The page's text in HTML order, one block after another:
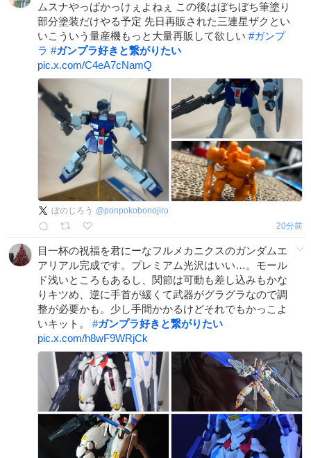
ムスナやっぱかっけぇよねぇ この後はぼちぼち筆塗り
部分塗装だけやる予定 先日再販された三連星ザクとい
いこういう量産機もっと大量再販して欲しい #ガンプ
ラ #ガンプラ好きと繋がりたい
pic.x.com/C4eA7cNamQ
ぼのじろう @ponpokobonojiro
20分前
目一杯の祝福を君にーなフルメカニクスのガンダムエ
アリアル完成です。プレミアム光沢はいい…。モール
ド浅いところもあるし、関節は可動も差し込みもかな
りキツめ、逆に手首が緩くて武器がグラグラなので調
整が必要かも。少し手間かかるけどそれでもかっこよ
いキット。 #ガンプラ好きと繋がりたい
pic.x.com/h8wF9WRjCk